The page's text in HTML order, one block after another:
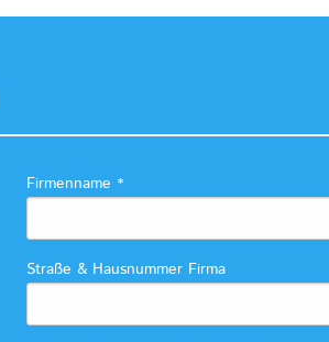
Firmenname *
Straße & Hausnummer Firma